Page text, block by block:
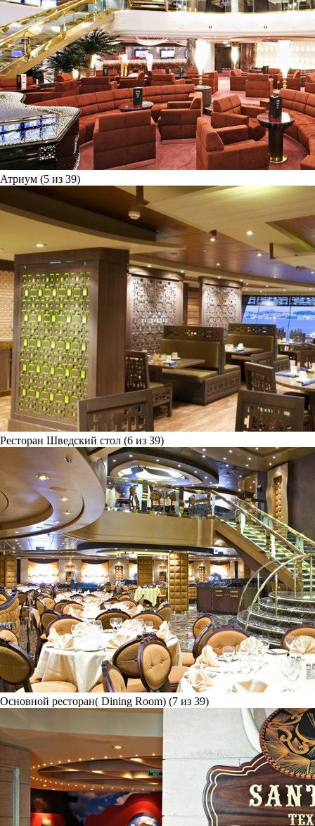
Атриум (5 из 39)
Ресторан Шведский стол (6 из 39)
Основной ресторан( Dining Room) (7 из 39)